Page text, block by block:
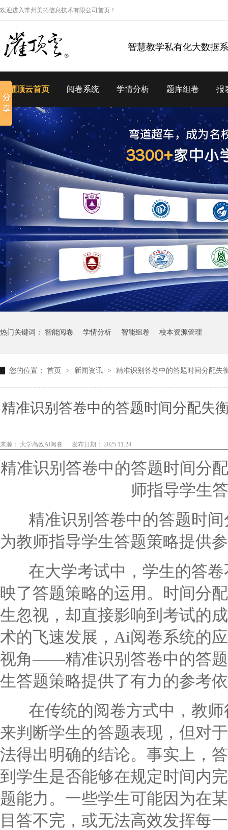
欢迎进入常州美拓信息技术有限公司首页！
智慧教学私有化大数据
灌顶云首页 阅卷系统 学情分析 题库组卷 报
热门关键词： 智能阅卷 学情分析 智能组卷 校本资源管理
您的位置： 首页 > 新闻资讯 > 精准识别答卷中的答题时间分配失
精准识别答卷中的答题时间分配失
来源： 大学高效Ai阅卷 发布日期： 2025.11.24
精准识别答卷中的答题时间分
师指导学生
精准识别答卷中的答题时间
为教师指导学生答题策略提供
在大学考试中，学生的答卷
映了答题策略的运用。时间分
生忽视，却直接影响到考试的
术的飞速发展，Ai阅卷系统的
视角——精准识别答卷中的答
生答题策略提供了有力的参考
在传统的阅卷方式中，教师
来判断学生的答题表现，但对
法得出明确的结论。事实上，
到学生是否能够在规定时间内
题能力。一些学生可能因为在
目答不完，或无法高效发挥每